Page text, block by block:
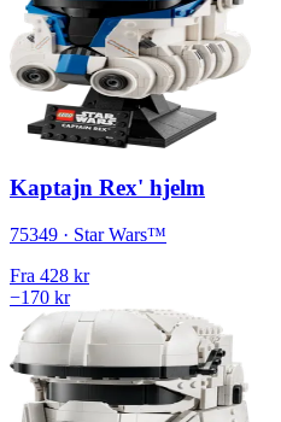
Kaptajn Rex' hjelm
75349 · Star Wars™
Fra 428 kr
−170 kr